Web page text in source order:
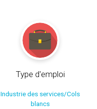
Type d'emploi
Industrie des services/Cols
blancs